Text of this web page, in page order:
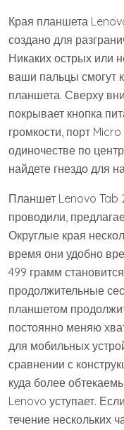
Края планшета
создано для
Никаких острых или
ваши пальцы смогут
планшета. Сверху
покрывает кнопка
громкости, порт
одиночестве по
найдете гнездо для
Планшет Lenovo Tab
проводили,
Округлые края
время они удобно
499 грамм
продолжительные
планшетом
постоянно меняю
для мобильных
сравнении с
куда более
Lenovo уступает.
течение нескольких